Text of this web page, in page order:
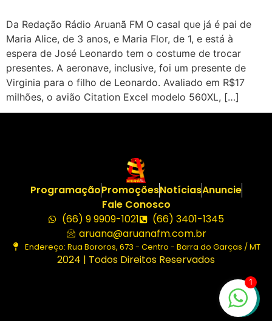
Da Redação Rádio Aruanã FM O casal que já é pai de
Maria Alice, de 3 anos, e Maria Flor, de 1, e está à
espera de José Leonardo tem o costume de trocar
presentes. A aeronave, inclusive, foi um presente de
Virginia para o filho de Leonardo. Avaliado em R$17
milhões, o avião Citation Excel modelo 560XL, […]
ProgramaçãoPromoçõesNotíciasAnuncie
Fale Conosco
(66) 9 9909-1021
(66) 3401-1345
aruana@aruanafm.com.br
Endereço: Rua Bororos, 673 - Centro - Barra do Garças / MT
2024 | Todos Direitos Reservados
1